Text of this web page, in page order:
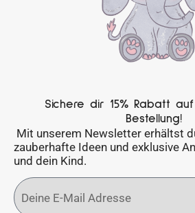
Sichere dir 15% Rabatt
Bestellung!
Mit unserem Newsletter erhältst
zauberhafte Ideen und exklusive
und dein Kind.